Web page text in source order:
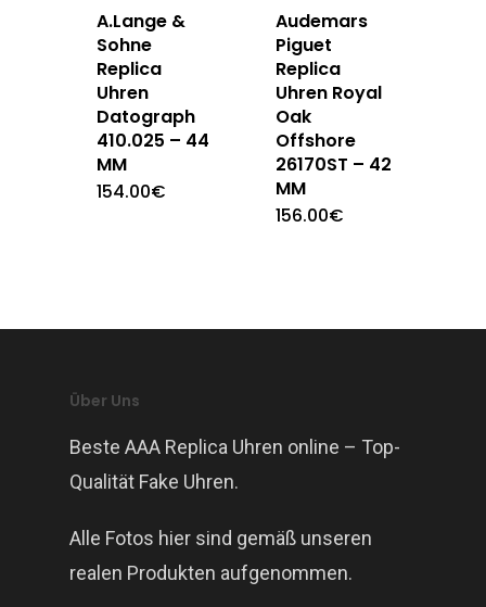
A.Lange &
Sohne
Replica
Uhren
Datograph
410.025 – 44
MM
154.00€
Audemars
Piguet
Replica
Uhren Royal
Oak
Offshore
26170ST – 42
MM
156.00€
Über Uns
Beste AAA Replica Uhren online – Top-
Qualität Fake Uhren.
Alle Fotos hier sind gemäß unseren
realen Produkten aufgenommen.